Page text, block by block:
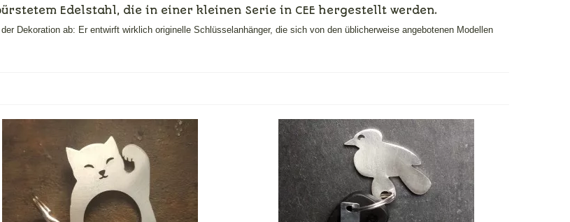
Edelstahl, die in einer kleinen Serie in CEE hergestellt werden.
Dekoration ab: Er entwirft wirklich originelle Schlüsselanhänger, die sich von den üblicherweise angebotenen Modellen